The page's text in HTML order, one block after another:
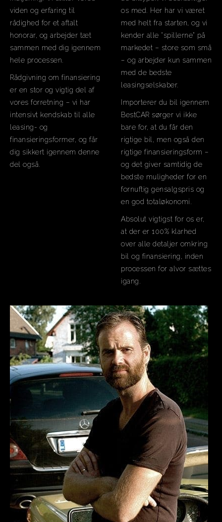
viden og erfaring til
rådighed for et aftalt
honorar, og arbejder tæt
sammen med dig igennem
hele processen.
Rådgivning om finansiering
er en stor og vigtig del af
vores forretning – vi har
intensivt kendskab til alle
leasing- og
finansieringsformer, og får
dig sikkert igennem denne
del også.
os med. Her har vi været
med helt fra starten, og vi
kender alle “spillerne” på
markedet – store som små
– og arbejder kun sammen
med de bedste
leasingselskaber.
Importerer du bil igennem
BestCAR sørger vi ikke
bare for, at du får den
rigtige bil, men også den
rigtige finansieringsform –
og det giver samtidig de
bedste muligheder for en
fornuftig gensalgspris og
en god totaløkonomi.
Absolut vigtigst for os er,
at der er 100% klarhed
over alle detaljer omkring
bil og finansiering, inden
processen for alvor sættes
igang.